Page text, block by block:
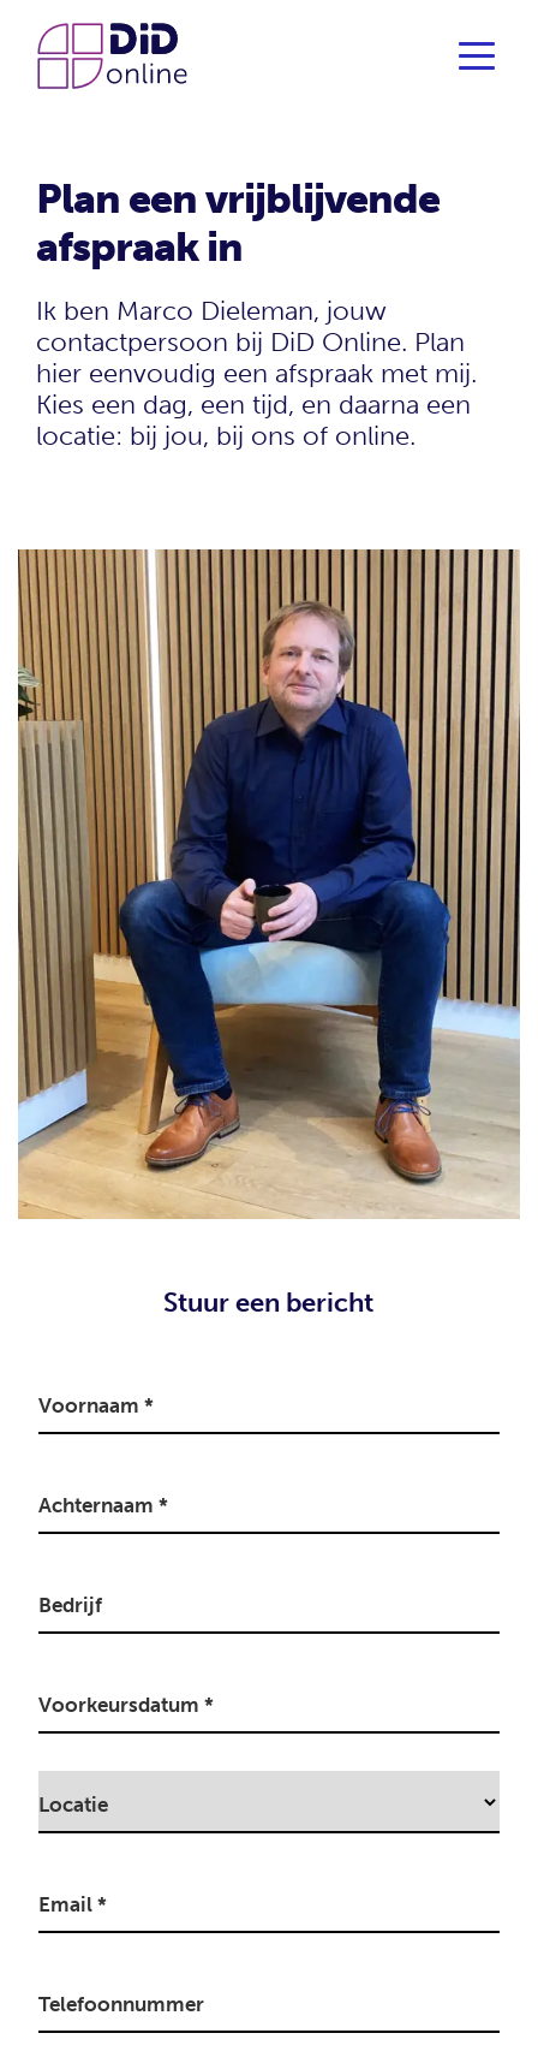
Plan een vrijblijvende
afspraak in
Ik ben Marco Dieleman, jouw
contactpersoon bij DiD Online. Plan
hier eenvoudig een afspraak met mij.
Kies een dag, een tijd, en daarna een
locatie: bij jou, bij ons of online.
Stuur een bericht
Voornaam *
Achternaam *
Bedrijf
Voorkeursdatum *
Locatie
Email *
Telefoonnummer